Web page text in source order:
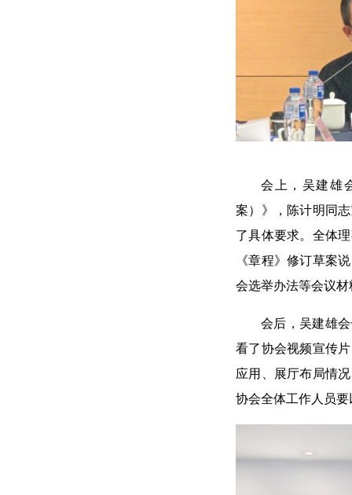
会上，吴建雄
案）》，陈计明同
了具体要求。全体
《章程》修订草案
会选举办法等会议材
会后，吴建雄
看了协会视频宣传
应用、展厅布局情
协会全体工作人员